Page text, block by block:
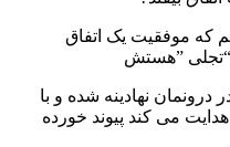
که موفقیت یک اتفاق
”هستش
نهادینه شده و با
می کند پیوند خورده